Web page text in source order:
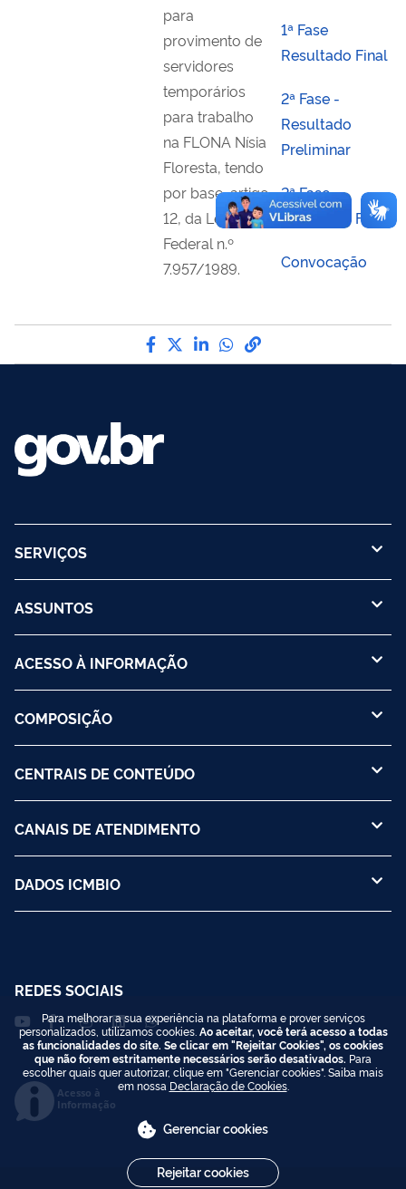
para
provimento de
servidores
temporários
para trabalho
na FLONA Nísia
Floresta, tendo
por base, artigo
12, da Lei
Federal n.º
7.957/1989.
1ª Fase
Resultado Final
2ª Fase -
Resultado
Preliminar
2ª Fase -
Resultado Final
Convocação
Compartilhe por Facebook
Compartilhe por Twitter
Compartilhe por
Compartilhe por
link para Copiar
SERVIÇOS
ASSUNTOS
ACESSO À INFORMAÇÃO
COMPOSIÇÃO
CENTRAIS DE CONTEÚDO
CANAIS DE ATENDIMENTO
DADOS ICMBIO
REDES SOCIAIS
Acesso à
Informação
Para melhorar a sua experiência na plataforma e prover serviços
personalizados, utilizamos cookies. Ao aceitar, você terá acesso a todas
as funcionalidades do site. Se clicar em "Rejeitar Cookies", os cookies
que não forem estritamente necessários serão desativados. Para
escolher quais quer autorizar, clique em "Gerenciar cookies". Saiba mais
em nossa Declaração de Cookies.
Gerenciar cookies
Rejeitar cookies